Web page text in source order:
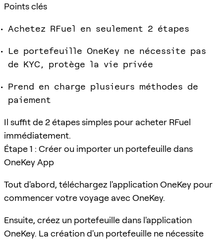
Points clés
Achetez RFuel en seulement 2 étapes
Le portefeuille OneKey ne nécessite pas
de KYC, protège la vie privée
Prend en charge plusieurs méthodes de
paiement
Il suffit de 2 étapes simples pour acheter RFuel
immédiatement.
Étape 1 : Créer ou importer un portefeuille dans
OneKey App
Tout d'abord, téléchargez l'application OneKey pour
commencer votre voyage avec OneKey.
Ensuite, créez un portefeuille dans l'application
OneKey. La création d'un portefeuille ne nécessite